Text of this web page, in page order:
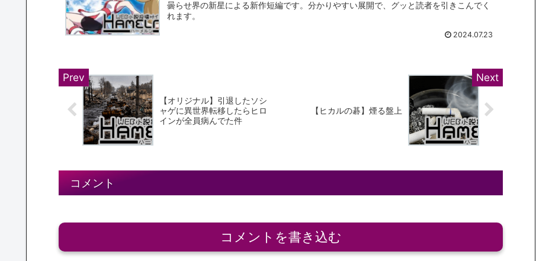
曇らせ界の新星による新作短編です。分かりやすい展開で、グッと読者を引きこんでく
れます。
2024.07.23
【オリジナル】引退したソシ
ャゲに異世界転移したらヒロ
インが全員病んでた件
【ヒカルの碁】煙る盤上
コメント
コメントを書き込む